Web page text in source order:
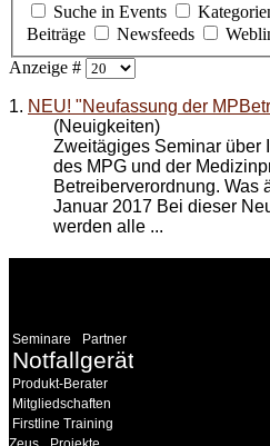
Suche in Events
Beiträge
Newsfeeds
Anzeige #
1. NEU! "Neufassung der
(Neuigkeiten)
Zweitägiges Seminar über
des MPG und der
Betreiberverordnung. Was
Januar 2017 Bei dieser
werden alle ...
Seminare Partner
Notfallgeräte
Produkt-Berater
Mitgliedschaften
Firstline Training